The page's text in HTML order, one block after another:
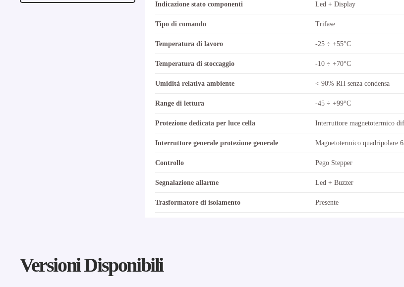
Indicazione stato componenti Led + Display
Tipo di comando Trifase
Temperatura di lavoro -25 ÷ +55°C
Temperatura di stoccaggio -10 ÷ +70°C
Umidità relativa ambiente < 90% RH senza condensa
Range di lettura -45 ÷ +99°C
Protezione dedicata per luce cella Interruttore magnetotermico
Interruttore generale protezione generale Magnetotermico quadripolare
Controllo Pego Stepper
Segnalazione allarme Led + Buzzer
Trasformatore di isolamento Presente
Versioni Disponibili